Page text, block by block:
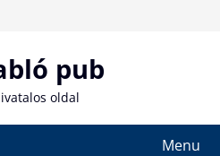
pub
oldal
Menu